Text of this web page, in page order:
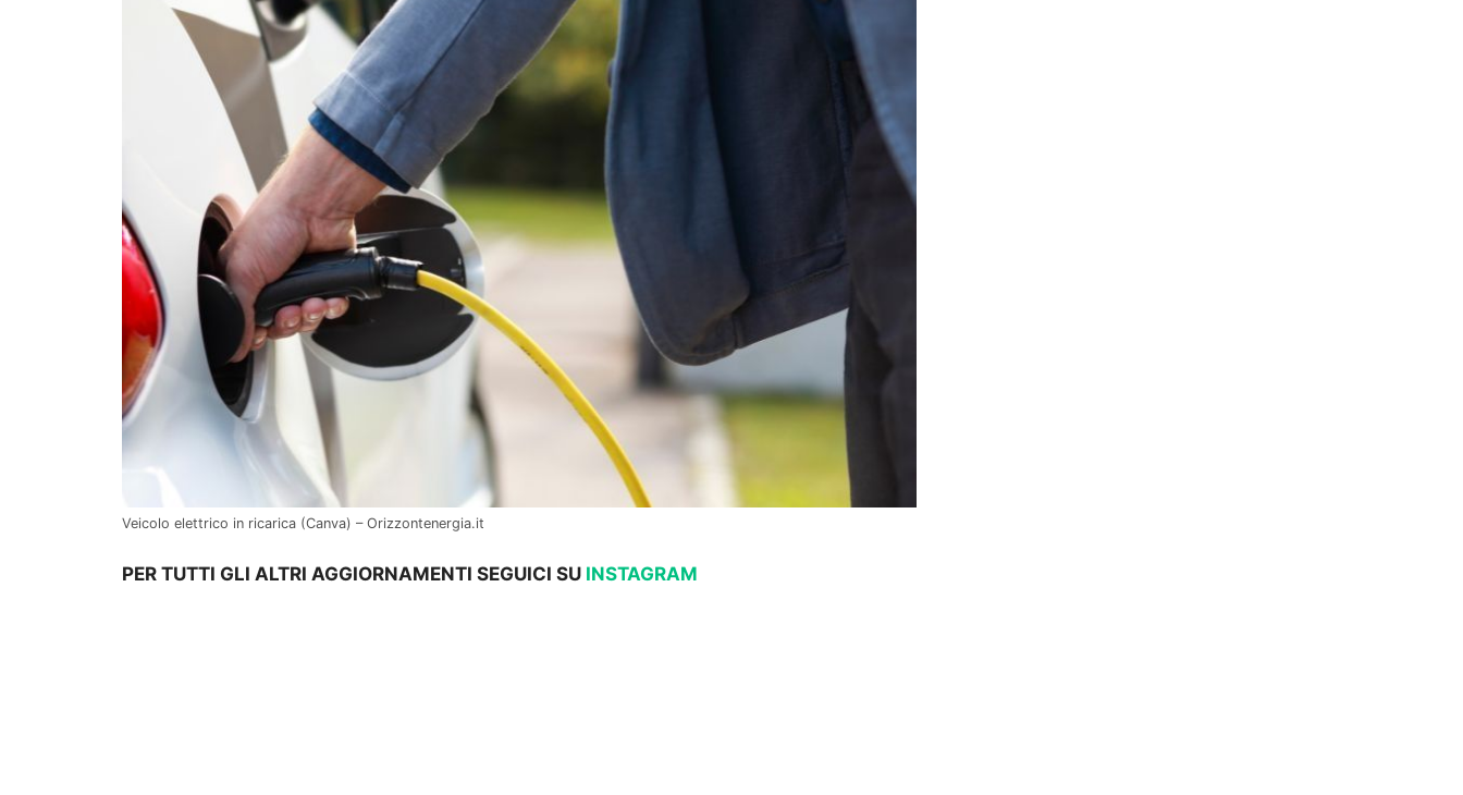
Veicolo elettrico in ricarica (Canva) – Orizzontenergia.it
PER TUTTI GLI ALTRI AGGIORNAMENTI SEGUICI SU INSTAGRAM